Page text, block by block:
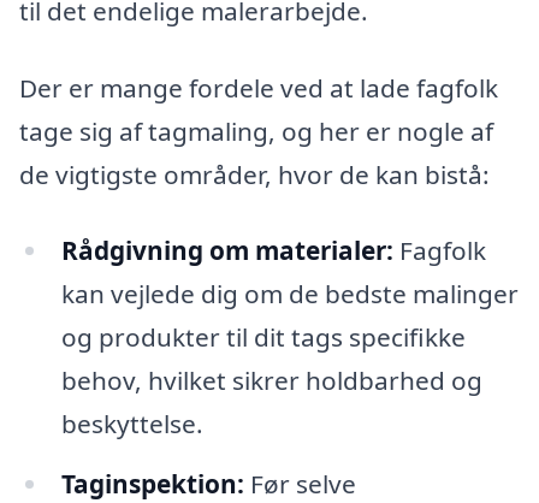
til det endelige malerarbejde.
Der er mange fordele ved at lade fagfolk
tage sig af tagmaling, og her er nogle af
de vigtigste områder, hvor de kan bistå:
Rådgivning om materialer: Fagfolk
kan vejlede dig om de bedste malinger
og produkter til dit tags specifikke
behov, hvilket sikrer holdbarhed og
beskyttelse.
Taginspektion: Før selve